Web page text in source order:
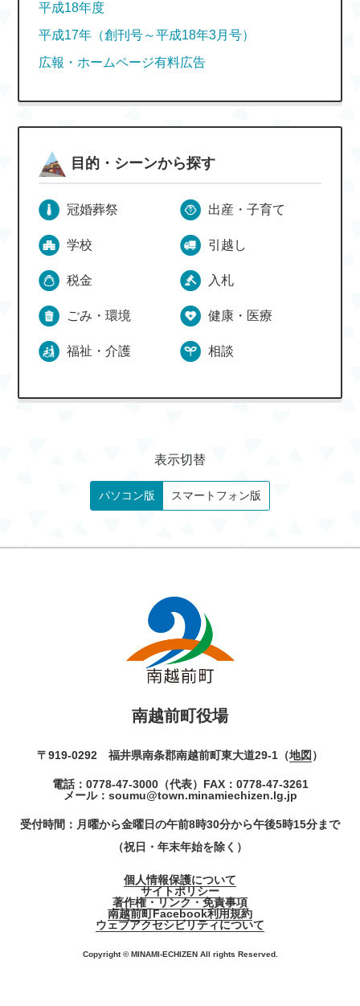
平成18年度
平成17年（創刊号～平成18年3月号）
広報・ホームページ有料広告
目的・シーンから探す
冠婚葬祭 出産・子育て
学校 引越し
税金 入札
ごみ・環境 健康・医療
福祉・介護 相談
表示切替
パソコン版 スマートフォン版
南越前町役場
〒919-0292 福井県南条郡南越前町東大道29-1（地図 ）
電話： 0778-47-3000（代表） FAX：0778-47-3261
メール： soumu@town.minamiechizen.lg.jp
受付時間：月曜から金曜日の午前8時30分から午後5時15分まで
（祝日・年末年始を除く）
個人情報保護について
サイトポリシー
著作権・リンク・免責事項
南越前町Facebook利用規約
ウェブアクセシビリティについて
Copyright © MINAMI-ECHIZEN All rights Reserved.